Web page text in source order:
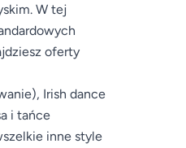
W tej
oferty
Irish dance
i tańce
inne style